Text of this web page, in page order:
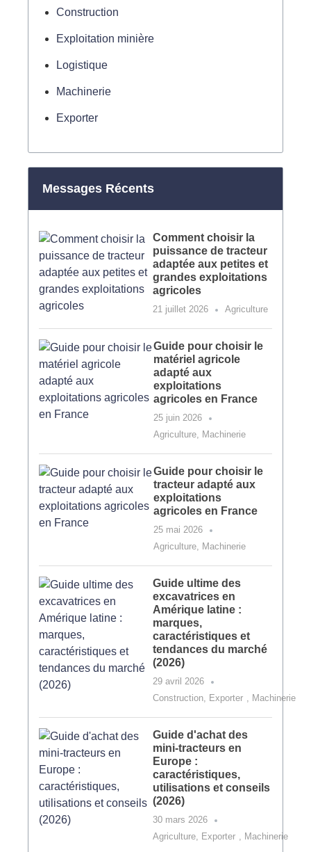
Construction
Exploitation minière
Logistique
Machinerie
Exporter
Messages Récents
Comment choisir la
puissance de tracteur
adaptée aux petites et
grandes exploitations
agricoles
21 juillet 2026 Agriculture
Guide pour choisir le
matériel agricole
adapté aux
exploitations
agricoles en France
25 juin 2026
Agriculture, Machinerie
Guide pour choisir le
tracteur adapté aux
exploitations
agricoles en France
25 mai 2026
Agriculture, Machinerie
Guide ultime des
excavatrices en
Amérique latine :
marques,
caractéristiques et
tendances du marché
(2026)
29 avril 2026
Construction, Exporter , Machinerie
Guide d'achat des
mini-tracteurs en
Europe :
caractéristiques,
utilisations et conseils
(2026)
30 mars 2026
Agriculture, Exporter , Machinerie